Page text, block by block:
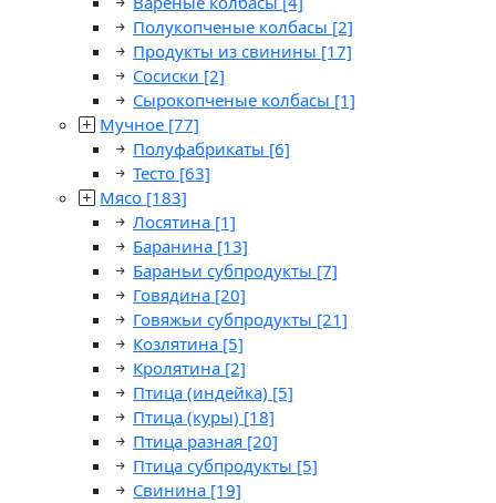
Полукопченые колбасы [2]
Продукты из свинины [17]
Сосиски [2]
Сырокопченые колбасы [1]
Мучное [77]
Полуфабрикаты [6]
Тесто [63]
Мясо [183]
Лосятина [1]
Баранина [13]
Бараньи субпродукты [7]
Говядина [20]
Говяжьи субпродукты [21]
Козлятина [5]
Кролятина [2]
Птица (индейка) [5]
Птица (куры) [18]
Птица разная [20]
Птица субпродукты [5]
Свинина [19]